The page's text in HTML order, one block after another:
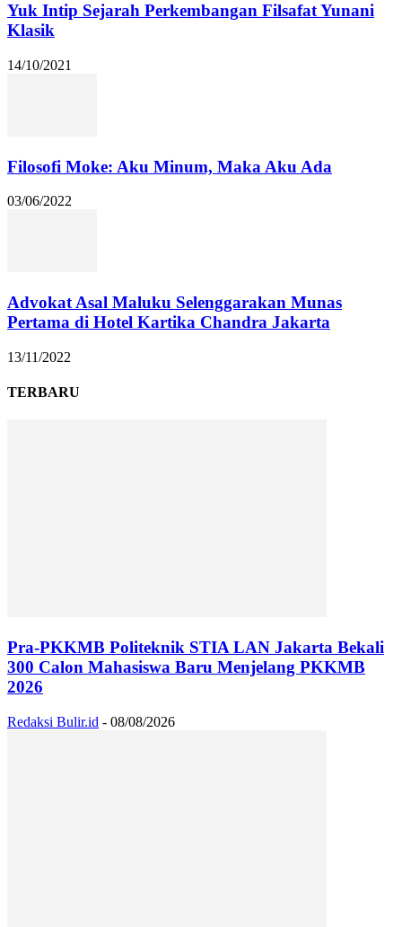
Yuk Intip Sejarah Perkembangan Filsafat Yunani
Klasik
14/10/2021
Filosofi Moke: Aku Minum, Maka Aku Ada
03/06/2022
Advokat Asal Maluku Selenggarakan Munas
Pertama di Hotel Kartika Chandra Jakarta
13/11/2022
TERBARU
Pra-PKKMB Politeknik STIA LAN Jakarta Bekali
300 Calon Mahasiswa Baru Menjelang PKKMB
2026
Redaksi Bulir.id - 08/08/2026